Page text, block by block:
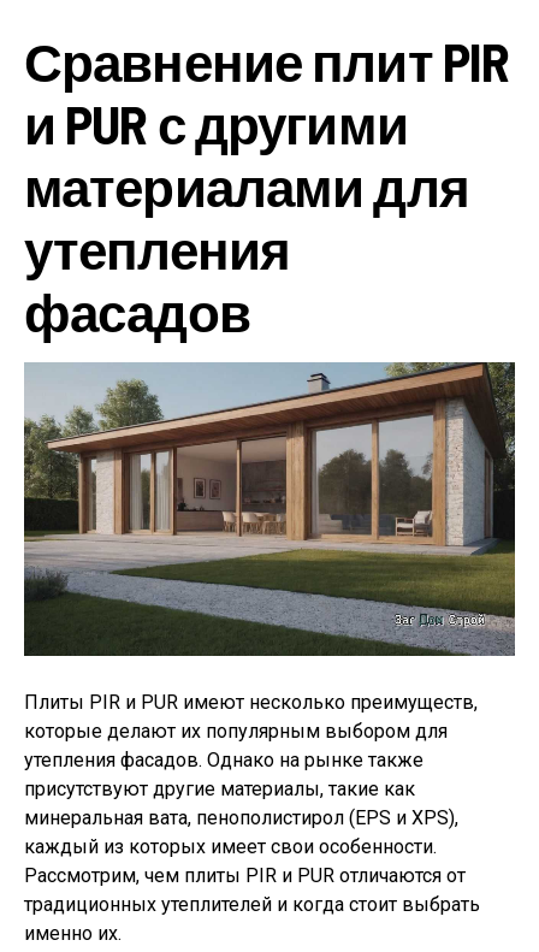
Сравнение плит PIR
и PUR с другими
материалами для
утепления
фасадов
Плиты PIR и PUR имеют несколько преимуществ,
которые делают их популярным выбором для
утепления фасадов. Однако на рынке также
присутствуют другие материалы, такие как
минеральная вата, пенополистирол (EPS и XPS),
каждый из которых имеет свои особенности.
Рассмотрим, чем плиты PIR и PUR отличаются от
традиционных утеплителей и когда стоит выбрать
именно их.